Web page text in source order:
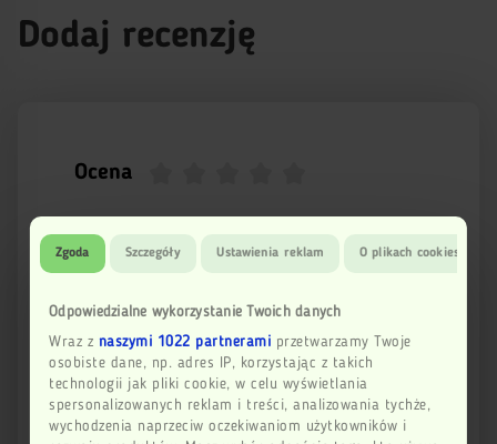
Zgoda Szczegóły Ustawienia reklam O plikach cookies
Odpowiedzialne wykorzystanie Twoich danych
Wraz z naszymi 1022 partneramiprzetwarzamy Twoje
osobiste dane, np. adres IP, korzystając z takich
technologii jak pliki cookie, w celu wyświetlania
spersonalizowanych reklam i treści, analizowania tychże,
wychodzenia naprzeciw oczekiwaniom użytkowników i
Dodaj recenzję
Ocena
Imię
Twoja opinia